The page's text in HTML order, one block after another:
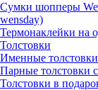
Сумки шопперы
wensday)
Термонаклейки на
Толстовки
Именные
Парные толстовки
Толстовки в